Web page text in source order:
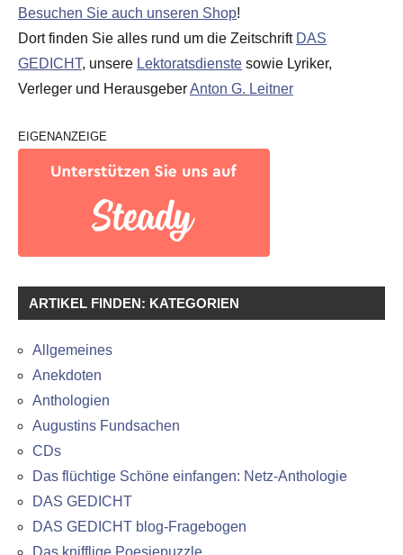
Besuchen Sie auch unseren Shop!
Dort finden Sie alles rund um die Zeitschrift DAS
GEDICHT, unsere Lektoratsdienste sowie Lyriker,
Verleger und HerausgeberAnton G. Leitner
EIGENANZEIGE
ARTIKEL FINDEN: KATEGORIEN
Allgemeines
Anekdoten
Anthologien
Augustins Fundsachen
CDs
Das flüchtige Schöne einfangen: Netz-Anthologie
DAS GEDICHT
DAS GEDICHT blog-Fragebogen